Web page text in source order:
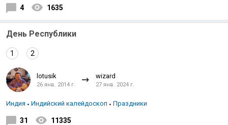
4 1635
День Республики
1 2
lotusik
26 янв. 2014 г.
wizard
27 янв. 2024 г.
Индия Индийский калейдоскоп Праздники
31 11335